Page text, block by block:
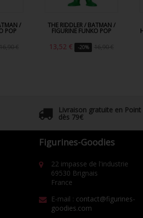
/
POP
€
THE RIDDLER / BATMAN /
FIGURINE FUNKO POP
13,52 € -20% 16,90 €
Livraison gratuite en Point
dès 79€
Figurines-Goodies
22 impasse de l'industrie
69530 Brignais
France
E-mail : contact@figurines-
goodies.com